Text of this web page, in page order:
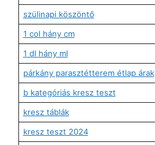
szülinapi köszöntő
1 col hány cm
1 dl hány ml
párkány parasztétterem étlap árak
b kategóriás kresz teszt
kresz táblák
kresz teszt 2024